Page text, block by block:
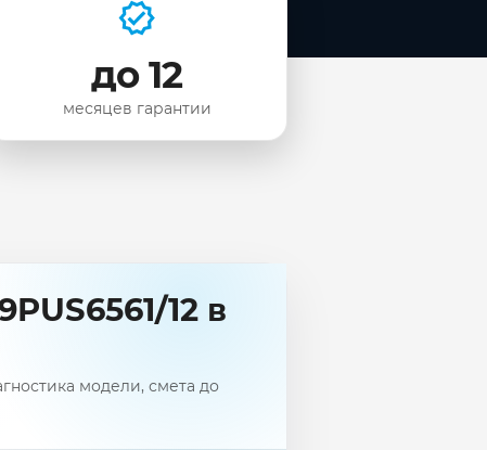
до 12
месяцев гарантии
12 в
модели, смета до